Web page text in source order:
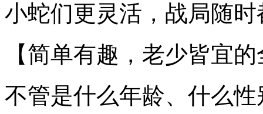
小蛇们更灵活，战局随
【简单有趣，老少皆宜
不管是什么年龄、什么